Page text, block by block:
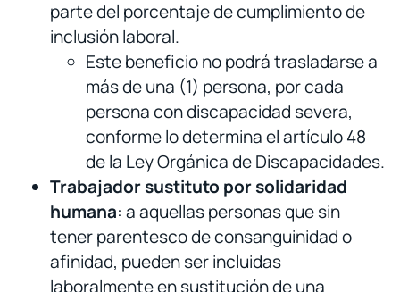
parte del porcentaje de cumplimiento de
inclusión laboral.
Este beneficio no podrá trasladarse a
más de una (1) persona, por cada
persona con discapacidad severa,
conforme lo determina el artículo 48
de la Ley Orgánica de Discapacidades.
Trabajador sustituto por solidaridad
humana: a aquellas personas que sin
tener parentesco de consanguinidad o
afinidad, pueden ser incluidas
laboralmente en sustitución de una